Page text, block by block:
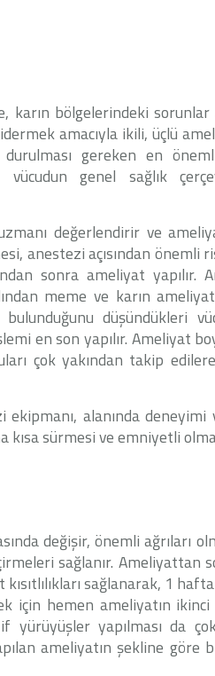
karın bölgelerindeki
amacıyla ikili, üçlü
gereken en
vücudun genel sağlık
değerlendirir ve
anestezi açısından önemli
sonra ameliyat yapılır.
meme ve karın
düşündükleri
en son yapılır. Ameliyat
çok yakından takip
alanında
kısa sürmesi ve emniyetli
değişir, önemli ağrıları
sağlanır.
sağlanarak, 1
için hemen ameliyatın
yapılması da
ameliyatın şekline göre